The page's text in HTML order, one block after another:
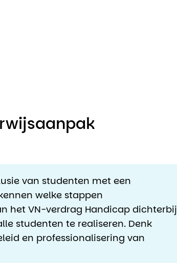
van studenten met een
welke stappen
het VN-verdrag Handicap dichterbij
studenten te realiseren. Denk
en professionalisering van